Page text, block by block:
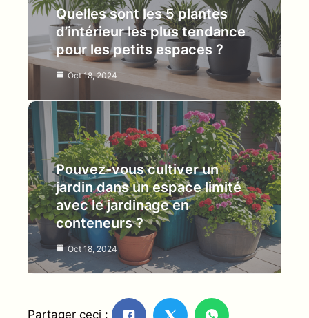
Quelles sont les 5 plantes
d’intérieur les plus tendance
pour les petits espaces ?
Oct 18, 2024
Pouvez-vous cultiver un
jardin dans un espace limité
avec le jardinage en
conteneurs ?
Oct 18, 2024
Partager ceci :